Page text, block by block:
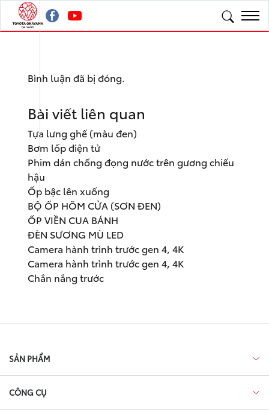
Bình luận đã bị đóng.
Bài viết liên quan
Tựa lưng ghế (màu đen)
Bơm lốp điện tử
Phim dán chống đọng nước trên gương chiếu
hậu
Ốp bậc lên xuống
BỘ ỐP HÕM CỬA (SƠN ĐEN)
ỐP VIỀN CUA BÁNH
ĐÈN SƯƠNG MÙ LED
Camera hành trình trước gen 4, 4K
Camera hành trình trước gen 4, 4K
Chắn nắng trước
SẢN PHẨM
CÔNG CỤ